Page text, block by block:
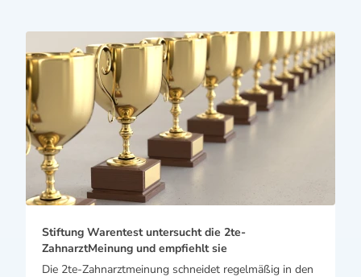
Stiftung Warentest untersucht die 2te-
ZahnarztMeinung und empfiehlt sie
Die 2te-Zahnarztmeinung schneidet regelmäßig in den